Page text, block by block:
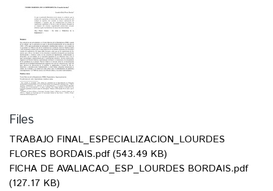
Files
TRABAJO FINAL_ESPECIALIZACION_LOURDES
FLORES BORDAIS.pdf(543.49 KB)
FICHA DE AVALIACAO_ESP_LOURDES BORDAIS.pdf
(127.17 KB)